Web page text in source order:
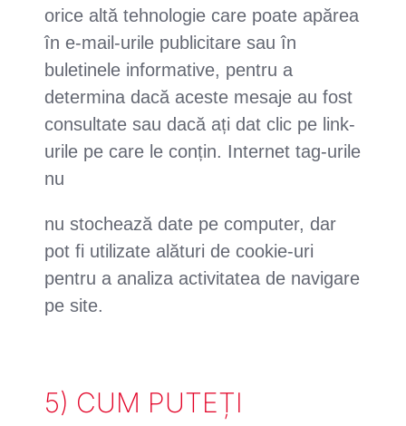
orice altă tehnologie care poate apărea
în e-mail-urile publicitare sau în
buletinele informative, pentru a
determina dacă aceste mesaje au fost
consultate sau dacă ați dat clic pe link-
urile pe care le conțin. Internet tag-urile
nu
nu stochează date pe computer, dar
pot fi utilizate alături de cookie-uri
pentru a analiza activitatea de navigare
pe site.
5) CUM PUTEȚI